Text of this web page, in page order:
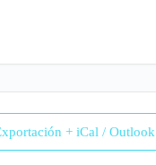
+ iCal / Outlook